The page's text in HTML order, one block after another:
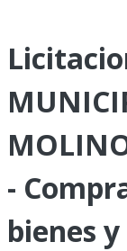
-
bienes